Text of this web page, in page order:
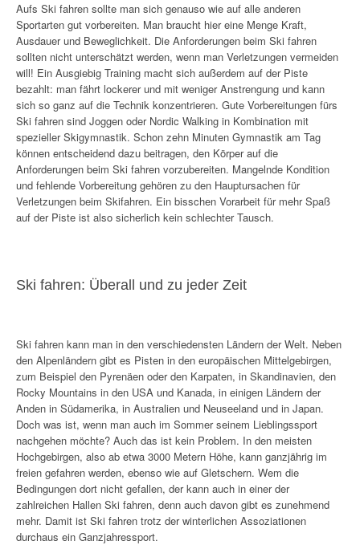
Aufs Ski fahren sollte man sich genauso wie auf alle anderen
Sportarten gut vorbereiten. Man braucht hier eine Menge Kraft,
Ausdauer und Beweglichkeit. Die Anforderungen beim Ski fahren
sollten nicht unterschätzt werden, wenn man Verletzungen vermeiden
will! Ein Ausgiebig Training macht sich außerdem auf der Piste
bezahlt: man fährt lockerer und mit weniger Anstrengung und kann
sich so ganz auf die Technik konzentrieren. Gute Vorbereitungen fürs
Ski fahren sind Joggen oder Nordic Walking in Kombination mit
spezieller Skigymnastik. Schon zehn Minuten Gymnastik am Tag
können entscheidend dazu beitragen, den Körper auf die
Anforderungen beim Ski fahren vorzubereiten. Mangelnde Kondition
und fehlende Vorbereitung gehören zu den Hauptursachen für
Verletzungen beim Skifahren. Ein bisschen Vorarbeit für mehr Spaß
auf der Piste ist also sicherlich kein schlechter Tausch.
Ski fahren: Überall und zu jeder Zeit
Ski fahren kann man in den verschiedensten Ländern der Welt. Neben
den Alpenländern gibt es Pisten in den europäischen Mittelgebirgen,
zum Beispiel den Pyrenäen oder den Karpaten, in Skandinavien, den
Rocky Mountains in den USA und Kanada, in einigen Ländern der
Anden in Südamerika, in Australien und Neuseeland und in Japan.
Doch was ist, wenn man auch im Sommer seinem Lieblingssport
nachgehen möchte? Auch das ist kein Problem. In den meisten
Hochgebirgen, also ab etwa 3000 Metern Höhe, kann ganzjährig im
freien gefahren werden, ebenso wie auf Gletschern. Wem die
Bedingungen dort nicht gefallen, der kann auch in einer der
zahlreichen Hallen Ski fahren, denn auch davon gibt es zunehmend
mehr. Damit ist Ski fahren trotz der winterlichen Assoziationen
durchaus ein Ganzjahressport.